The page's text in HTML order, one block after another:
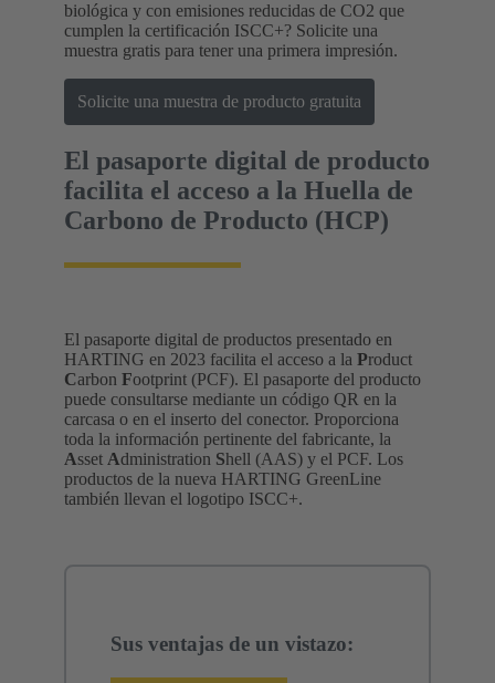
biológica y con emisiones reducidas de CO2 que
cumplen la certificación ISCC+? Solicite una
muestra gratis para tener una primera impresión.
Solicite una muestra de producto gratuita
El pasaporte digital de producto
facilita el acceso a la Huella de
Carbono de Producto (HCP)
El pasaporte digital de productos presentado en
HARTING en 2023 facilita el acceso a la Product
Carbon Footprint (PCF). El pasaporte del producto
puede consultarse mediante un código QR en la
carcasa o en el inserto del conector. Proporciona
toda la información pertinente del fabricante, la
Asset Administration Shell (AAS) y el PCF. Los
productos de la nueva HARTING GreenLine
también llevan el logotipo ISCC+.
Sus ventajas de un vistazo: